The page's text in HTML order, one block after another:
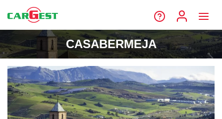
CASABERMEJA